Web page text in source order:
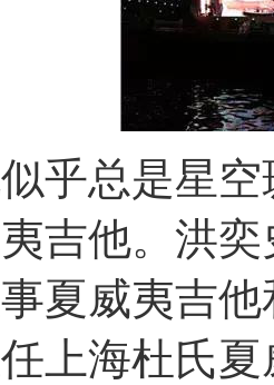
乎总是星
吉他。洪
夏威夷吉
上海杜氏